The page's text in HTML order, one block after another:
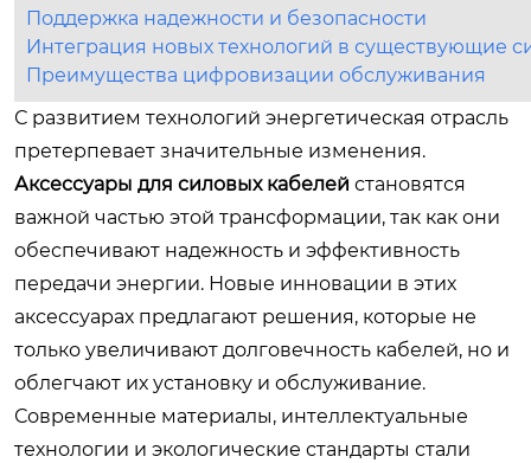
Поддержка надежности и безопасности
Интеграция новых технологий в существующие
Преимущества цифровизации обслуживания
С развитием технологий энергетическая отрасль
претерпевает значительные изменения.
Аксессуары для силовых кабелей становятся
важной частью этой трансформации, так как они
обеспечивают надежность и эффективность
передачи энергии. Новые инновации в этих
аксессуарах предлагают решения, которые не
только увеличивают долговечность кабелей, но и
облегчают их установку и обслуживание.
Современные материалы, интеллектуальные
технологии и экологические стандарты стали